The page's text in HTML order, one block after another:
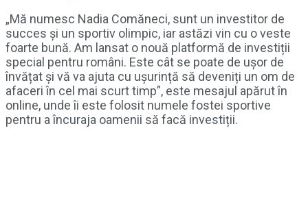
„Mă numesc Nadia Comăneci, sunt un investitor de
succes și un sportiv olimpic, iar astăzi vin cu o veste
foarte bună. Am lansat o nouă platformă de investiții
special pentru români. Este cât se poate de ușor de
învățat și vă va ajuta cu ușurință să deveniți un om de
afaceri în cel mai scurt timp”, este mesajul apărut în
online, unde îi este folosit numele fostei sportive
pentru a încuraja oamenii să facă investiții.